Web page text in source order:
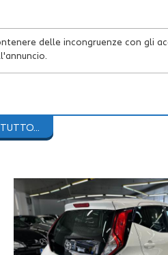
delle incongruenze con gli